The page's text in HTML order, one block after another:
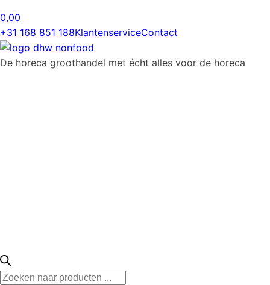
0,00
+31 168 851 188KlantenserviceContact
De horeca groothandel met écht alles voor de horeca
Producten